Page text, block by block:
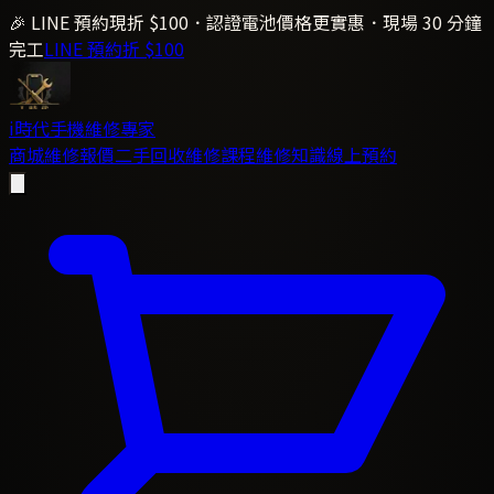
🎉 LINE 預約現折 $100．認證電池價格更實惠．現場 30 分鐘
完工LINE 預約折 $100
i時代手機維修專家
商城維修報價二手回收維修課程維修知識線上預約